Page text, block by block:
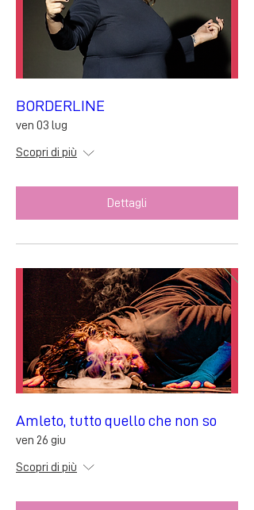
BORDERLINE
ven 03 lug
Scopri di più
Dettagli
Amleto, tutto quello che non so
ven 26 giu
Scopri di più